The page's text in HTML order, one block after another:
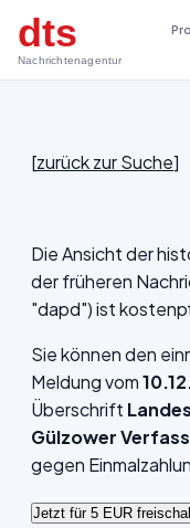
dts
Nachrichtenagentur
[zurück zur Suche]
Die Ansicht der
der früheren
"dapd") ist
Sie können den
Meldung vom
Überschrift
Gülzower
gegen